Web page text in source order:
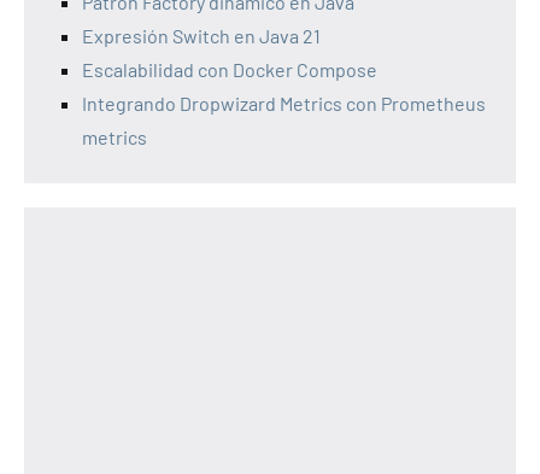
Expresión Switch en Java 21
Escalabilidad con Docker Compose
Integrando Dropwizard Metrics con Prometheus
metrics